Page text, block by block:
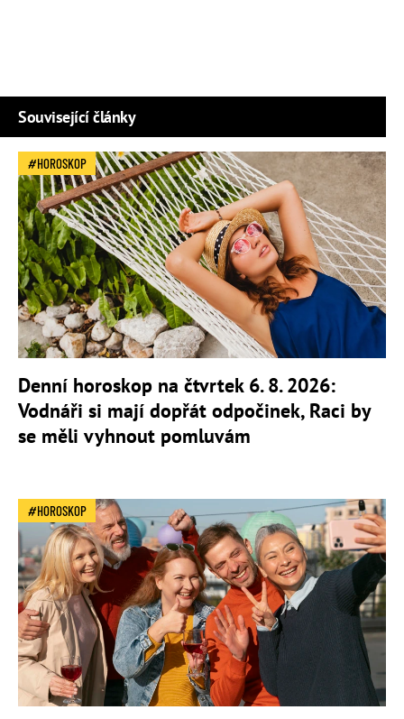
Související články
HOROSKOP
Denní horoskop na čtvrtek 6. 8. 2026:
Vodnáři si mají dopřát odpočinek, Raci by
se měli vyhnout pomluvám
HOROSKOP